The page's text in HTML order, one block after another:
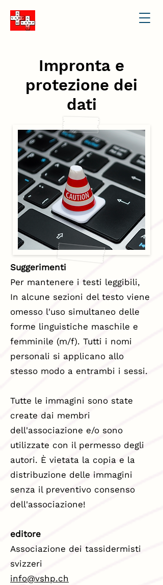
Impronta e
protezione dei
dati
Suggerimenti
Per mantenere i testi leggibili,
In alcune sezioni del testo viene
omesso l'uso simultaneo delle
forme linguistiche maschile e
femminile (m/f). Tutti i nomi
personali si applicano allo
stesso modo a entrambi i sessi.
Tutte le immagini sono state
create dai membri
dell'associazione e/o sono
utilizzate con il permesso degli
autori. È vietata la copia e la
distribuzione delle immagini
senza il preventivo consenso
dell'associazione!
editore
Associazione dei tassidermisti
svizzeri
info@vshp.ch